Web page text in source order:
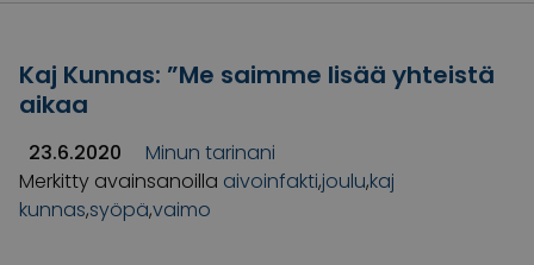
Kaj Kunnas: ”Me saimme lisää yhteistä
aikaa
23.6.2020
Minun tarinani
Merkitty avainsanoilla aivoinfakti,joulu,kaj
kunnas,syöpä,vaimo